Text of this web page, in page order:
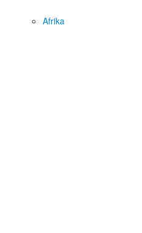
Afrika